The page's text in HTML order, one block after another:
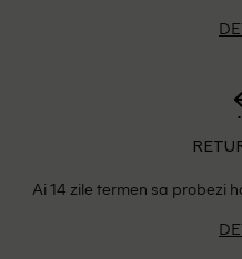
Ai 14 zile termen sa probezi